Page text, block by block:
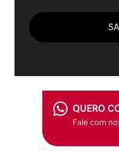
QUERO
Fale com